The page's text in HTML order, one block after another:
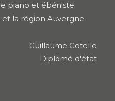
piano et ébéniste
et la région Auvergne-
Guillaume Cotelle
Diplômé d'état